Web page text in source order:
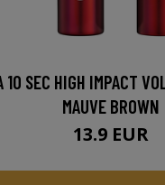
10 SEC HIGH IMPACT
MAUVE BROWN
13.9 EUR